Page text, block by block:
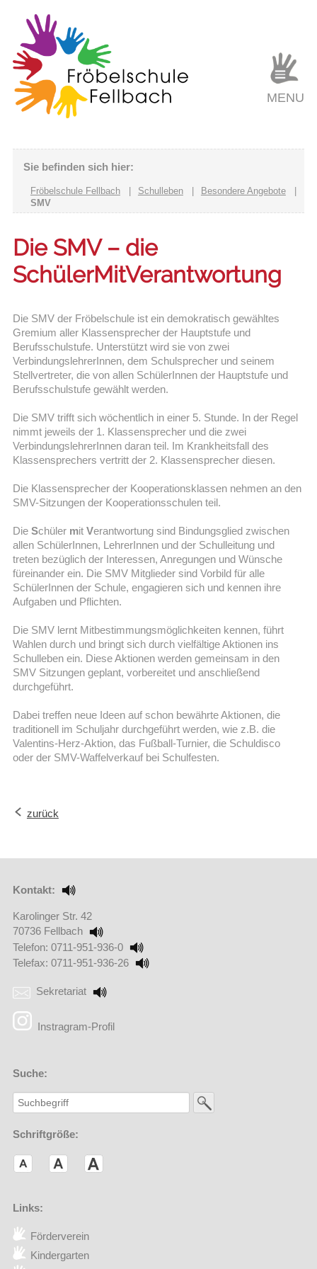
MENU
Sie befinden sich hier:
Fröbelschule Fellbach| Schulleben| Besondere Angebote|
SMV
Die SMV – die
SchülerMitVerantwortung
Die SMV der Fröbelschule ist ein demokratisch gewähltes
Gremium aller Klassensprecher der Hauptstufe und
Berufsschulstufe. Unterstützt wird sie von zwei
VerbindungslehrerInnen, dem Schulsprecher und seinem
Stellvertreter, die von allen SchülerInnen der Hauptstufe und
Berufsschulstufe gewählt werden.
Die SMV trifft sich wöchentlich in einer 5. Stunde. In der Regel
nimmt jeweils der 1. Klassensprecher und die zwei
VerbindungslehrerInnen daran teil. Im Krankheitsfall des
Klassensprechers vertritt der 2. Klassensprecher diesen.
Die Klassensprecher der Kooperationsklassen nehmen an den
SMV-Sitzungen der Kooperationsschulen teil.
Die Schüler mit Verantwortung sind Bindungsglied zwischen
allen SchülerInnen, LehrerInnen und der Schulleitung und
treten bezüglich der Interessen, Anregungen und Wünsche
füreinander ein. Die SMV Mitglieder sind Vorbild für alle
SchülerInnen der Schule, engagieren sich und kennen ihre
Aufgaben und Pflichten.
Die SMV lernt Mitbestimmungsmöglichkeiten kennen, führt
Wahlen durch und bringt sich durch vielfältige Aktionen ins
Schulleben ein. Diese Aktionen werden gemeinsam in den
SMV Sitzungen geplant, vorbereitet und anschließend
durchgeführt.
Dabei treffen neue Ideen auf schon bewährte Aktionen, die
traditionell im Schuljahr durchgeführt werden, wie z.B. die
Valentins-Herz-Aktion, das Fußball-Turnier, die Schuldisco
oder der SMV-Waffelverkauf bei Schulfesten.
zurück
Kontakt:
Karolinger Str. 42
70736 Fellbach
Telefon: 0711-951-936-0
Telefax: 0711-951-936-26
Sekretariat
Instragram-Profil
Suche:
Schriftgröße:
Links:
Förderverein
(Externer Link öffnet in einem neuen Browserfenster)
Kindergarten